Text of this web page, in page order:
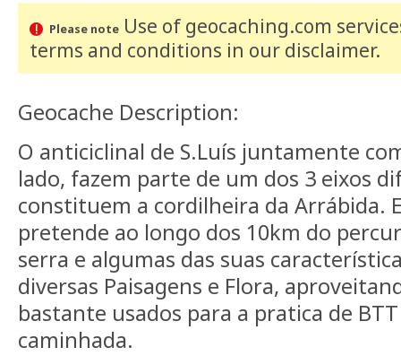
Please noteUse of geocaching.com
terms and conditions in our disclaimer.
Geocache Description:
O anticiclinal de S.Luís juntamente
lado, fazem parte de um dos 3 eixos
constituem a cordilheira da Arrábida.
pretende ao longo dos 10km do
serra e algumas das suas
diversas Paisagens e Flora,
bastante usados para a pratica de
caminhada.